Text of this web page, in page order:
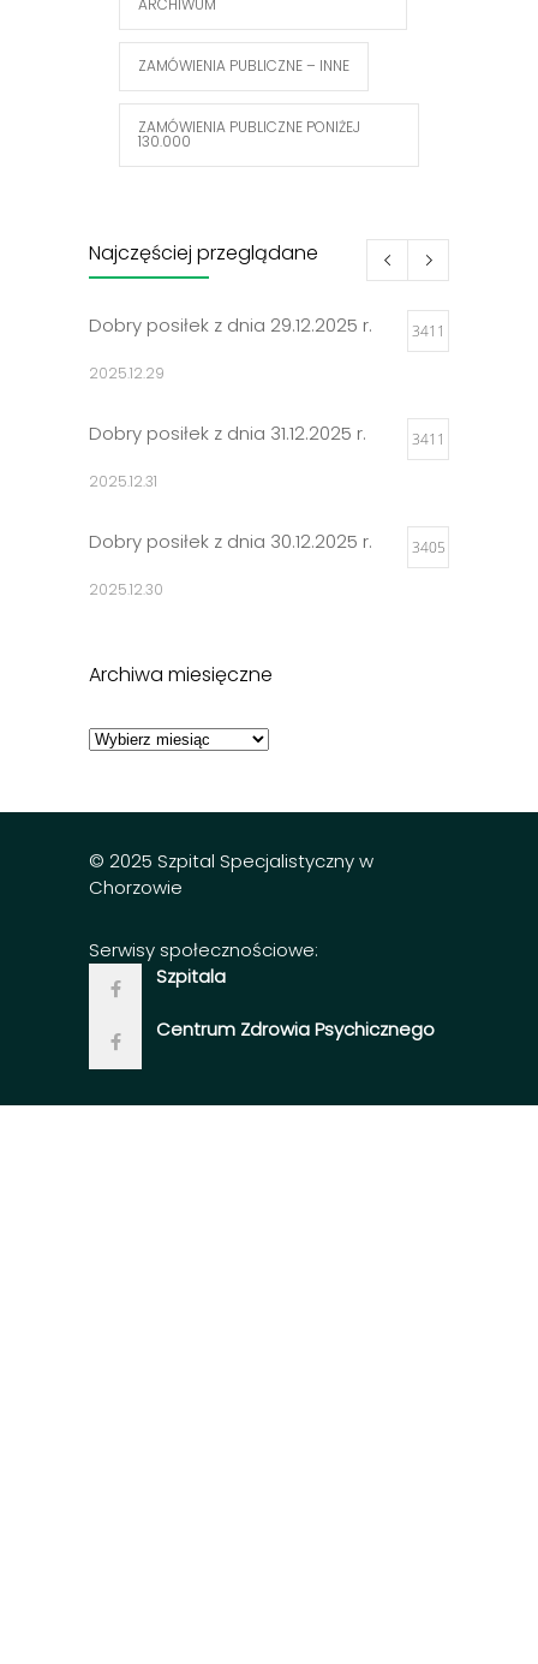
ARCHIWUM
ZAMÓWIENIA PUBLICZNE – INNE
ZAMÓWIENIA PUBLICZNE PONIŻEJ
130.000
Najczęściej przeglądane
Dobry posiłek z dnia 29.12.2025 r. 3411
2025.12.29
Dobry posiłek z dnia 31.12.2025 r. 3411
2025.12.31
Dobry posiłek z dnia 30.12.2025 r. 3405
2025.12.30
Dobry posiłek z dnia 23.12.2025 r.
Archiwa miesięczne
miesięczne
© 2025 Szpital Specjalistyczny w
Chorzowie
Serwisy społecznościowe:
Szpitala
Centrum Zdrowia Psychicznego